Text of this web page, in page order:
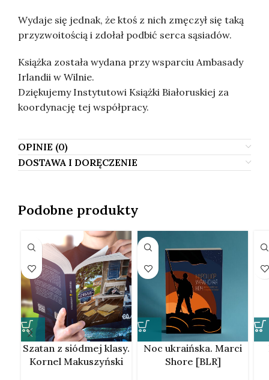
Wydaje się jednak, że ktoś z nich zmęczył się taką
przyzwoitością i zdołał podbić serca sąsiadów.
Książka została wydana przy wsparciu Ambasady
Irlandii w Wilnie.
Dziękujemy Instytutowi Książki Białoruskiej za
koordynację tej współpracy.
OPINIE (0)
DOSTAWA I DORĘCZENIE
Podobne produkty
Szatan z siódmej klasy.
Kornel Makuszyński
Noc ukraińska. Marci
Shore [BLR]